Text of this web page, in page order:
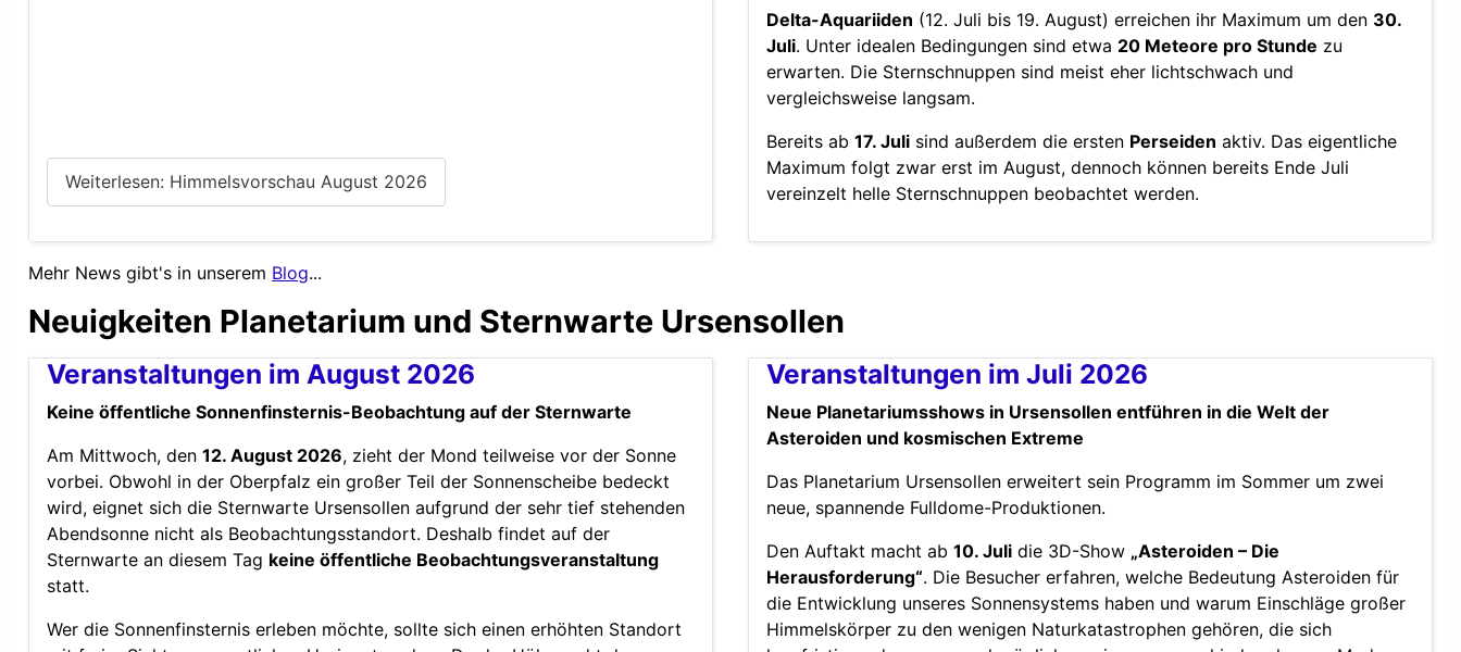
Weiterlesen: Himmelsvorschau August 2026
Delta-Aquariiden (12. Juli bis 19. August) erreichen ihr Maximum um den 30.
Juli. Unter idealen Bedingungen sind etwa 20 Meteore pro Stunde zu
erwarten. Die Sternschnuppen sind meist eher lichtschwach und
vergleichsweise langsam.
Bereits ab 17. Juli sind außerdem die ersten Perseiden aktiv. Das eigentliche
Maximum folgt zwar erst im August, dennoch können bereits Ende Juli
vereinzelt helle Sternschnuppen beobachtet werden.
Mehr News gibt's in unserem Blog...
Neuigkeiten Planetarium und Sternwarte Ursensollen
Veranstaltungen im August 2026
Keine öffentliche Sonnenfinsternis-Beobachtung auf der Sternwarte
Am Mittwoch, den 12. August 2026, zieht der Mond teilweise vor der Sonne
vorbei. Obwohl in der Oberpfalz ein großer Teil der Sonnenscheibe bedeckt
wird, eignet sich die Sternwarte Ursensollen aufgrund der sehr tief stehenden
Abendsonne nicht als Beobachtungsstandort. Deshalb findet auf der
Sternwarte an diesem Tag keine öffentliche Beobachtungsveranstaltung
statt.
Wer die Sonnenfinsternis erleben möchte, sollte sich einen erhöhten Standort
Veranstaltungen im Juli 2026
Neue Planetariumsshows in Ursensollen entführen in die Welt der
Asteroiden und kosmischen Extreme
Das Planetarium Ursensollen erweitert sein Programm im Sommer um zwei
neue, spannende Fulldome-Produktionen.
Den Auftakt macht ab 10. Juli die 3D-Show „Asteroiden – Die
Herausforderung“. Die Besucher erfahren, welche Bedeutung Asteroiden für
die Entwicklung unseres Sonnensystems haben und warum Einschläge großer
Himmelskörper zu den wenigen Naturkatastrophen gehören, die sich